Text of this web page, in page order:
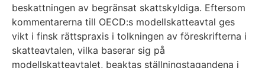
beskattningen av begränsat skattskyldiga. Eftersom
kommentarerna till OECD:s modellskatteavtal ges
vikt i finsk rättspraxis i tolkningen av föreskrifterna i
skatteavtalen, vilka baserar sig på
modellskatteavtalet, beaktas ställningstagandena i